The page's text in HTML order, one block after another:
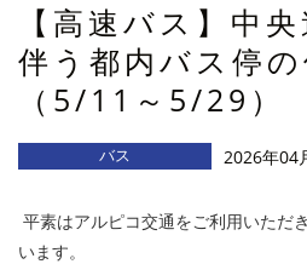
【高速バス】中
伴う都内バス停
（5/11～5/29）
バス 2026年04
平素はアルピコ交通をご利用いただ
います。